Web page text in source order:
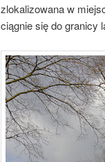
zlokalizowana w
ciągnie się do granicy